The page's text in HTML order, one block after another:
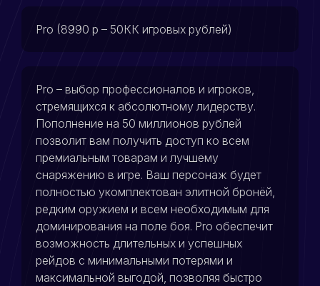
Pro (8990 р – 50КК игровых рублей)
Pro – выбор профессионалов и игроков,
стремящихся к абсолютному лидерству.
Пополнение на 50 миллионов рублей
позволит вам получить доступ ко всем
премиальным товарам и лучшему
снаряжению в игре. Ваш персонаж будет
полностью укомплектован элитной бронёй,
редким оружием и всем необходимым для
доминирования на поле боя. Pro обеспечит
возможность длительных и успешных
рейдов с минимальными потерями и
максимальной выгодой, позволяя быстро